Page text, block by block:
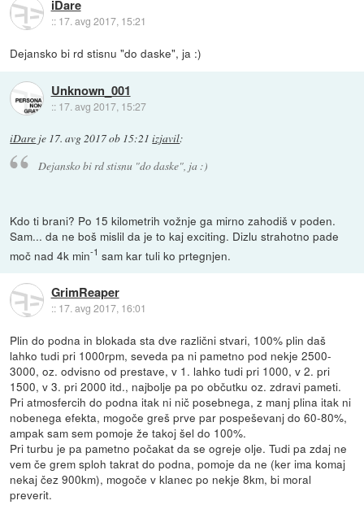
iDare
:: 17. avg 2017, 15:21
Dejansko bi rd stisnu "do daske", ja :)
Unknown_001
:: 17. avg 2017, 15:27
iDare je 17. avg 2017 ob 15:21 izjavil:
Dejansko bi rd stisnu "do daske", ja :)
Kdo ti brani? Po 15 kilometrih vožnje ga mirno zahodiš v poden.
Sam... da ne boš mislil da je to kaj exciting. Dizlu strahotno pade
moč nad 4k min-1 sam kar tuli ko prtegnjen.
GrimReaper
:: 17. avg 2017, 16:01
Plin do podna in blokada sta dve različni stvari, 100% plin daš
lahko tudi pri 1000rpm, seveda pa ni pametno pod nekje 2500-
3000, oz. odvisno od prestave, v 1. lahko tudi pri 1000, v 2. pri
1500, v 3. pri 2000 itd., najbolje pa po občutku oz. zdravi pameti.
Pri atmosfercih do podna itak ni nič posebnega, z manj plina itak ni
nobenega efekta, mogoče greš prve par pospeševanj do 60-80%,
ampak sam sem pomoje že takoj šel do 100%.
Pri turbu je pa pametno počakat da se ogreje olje. Tudi pa zdaj ne
vem če grem sploh takrat do podna, pomoje da ne (ker ima komaj
nekaj čez 900km), mogoče v klanec po nekje 8km, bi moral
preverit.